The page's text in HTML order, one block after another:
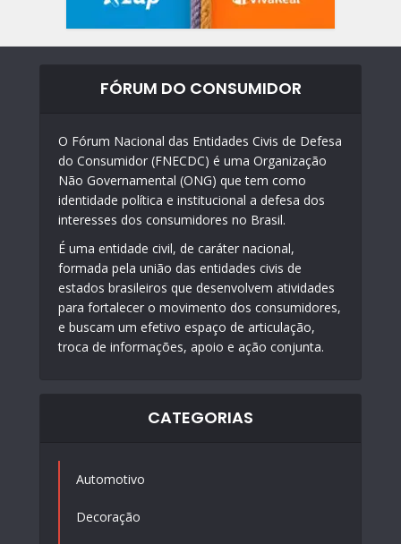
FÓRUM DO CONSUMIDOR
O Fórum Nacional das Entidades Civis de Defesa
do Consumidor (FNECDC) é uma Organização
Não Governamental (ONG) que tem como
identidade política e institucional a defesa dos
interesses dos consumidores no Brasil.
É uma entidade civil, de caráter nacional,
formada pela união das entidades civis de
estados brasileiros que desenvolvem atividades
para fortalecer o movimento dos consumidores,
e buscam um efetivo espaço de articulação,
troca de informações, apoio e ação conjunta.
CATEGORIAS
Automotivo
Decoração